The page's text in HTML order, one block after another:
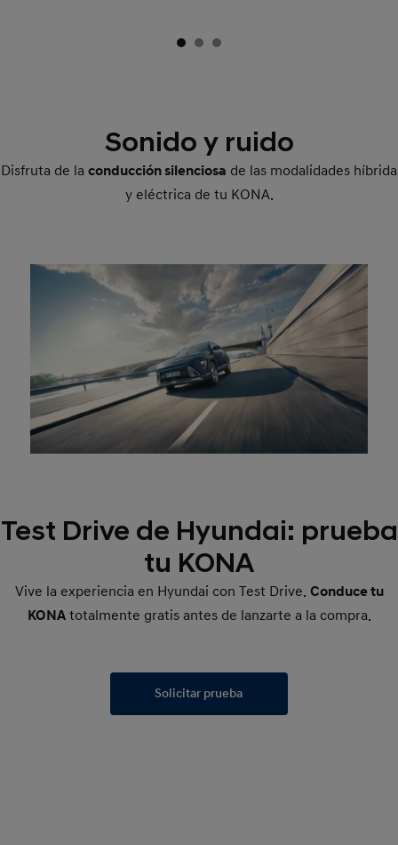
Sonido y ruido
Disfruta de la conducción silenciosa de las modalidades híbrida
y eléctrica de tu KONA.
Test Drive de Hyundai: prueba
tu KONA
Vive la experiencia en Hyundai con Test Drive. Conduce tu
KONAtotalmente gratis antes de lanzarte a la compra.
Solicitar prueba